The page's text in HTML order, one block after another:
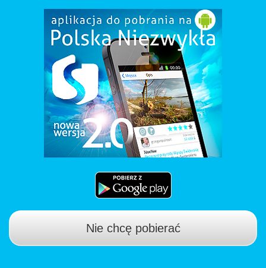
Nie chcę pobierać